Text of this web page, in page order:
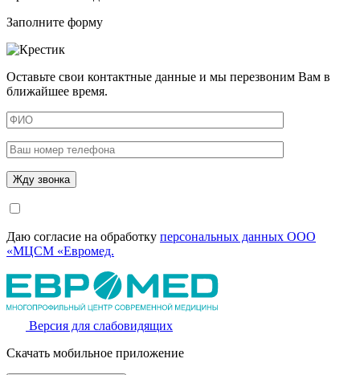
Заполните форму
Оставьте свои контактные данные и мы перезвоним Вам в
ближайшее время.
Даю согласие на обработку персональных данных ООО
«МЦСМ «Евромед.
Версия для слабовидящих
Скачать мобильное приложение